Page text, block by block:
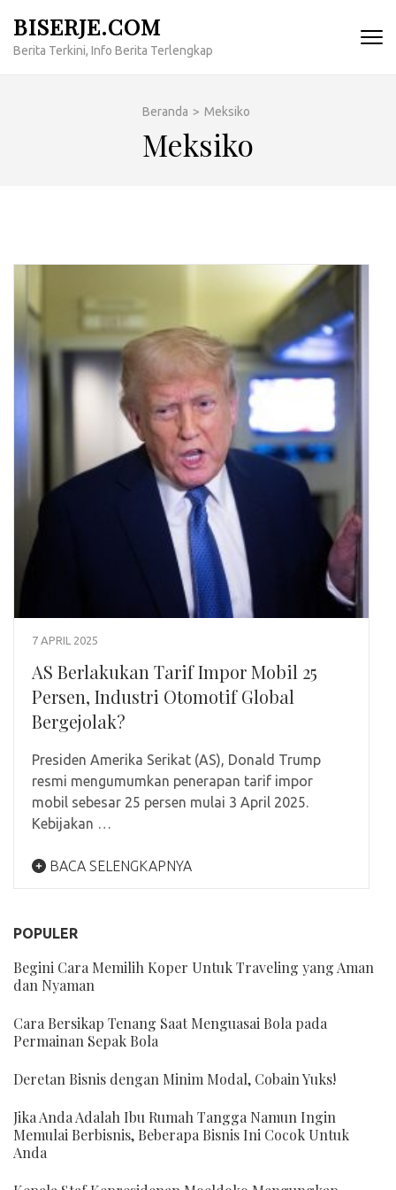
konten
BISERJE.COM
Berita Terkini, Info Berita Terlengkap
Beranda > Meksiko
Meksiko
7 APRIL 2025
AS Berlakukan Tarif Impor Mobil 25
Persen, Industri Otomotif Global
Bergejolak?
Presiden Amerika Serikat (AS), Donald Trump
resmi mengumumkan penerapan tarif impor
mobil sebesar 25 persen mulai 3 April 2025.
Kebijakan …
BACA SELENGKAPNYA
POPULER
Begini Cara Memilih Koper Untuk Traveling yang Aman
dan Nyaman
Cara Bersikap Tenang Saat Menguasai Bola pada
Permainan Sepak Bola
Deretan Bisnis dengan Minim Modal, Cobain Yuks!
Jika Anda Adalah Ibu Rumah Tangga Namun Ingin
Memulai Berbisnis, Beberapa Bisnis Ini Cocok Untuk
Anda